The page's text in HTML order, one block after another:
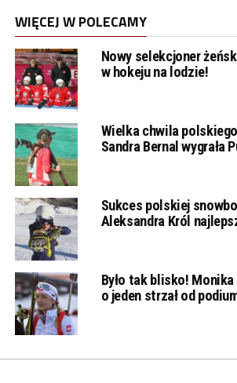
WIĘCEJ W POLECAMY
Nowy selekcjoner
w hokeju na lodzie!
Wielka chwila
Sandra Bernal wygrała
Sukces polskiej
Aleksandra Król
Było tak blisko!
o jeden strzał od